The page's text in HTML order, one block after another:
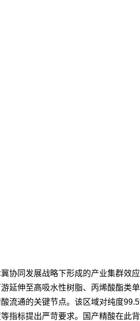
协同发展战略下形成的产业集群效
延伸至高吸水性树脂、丙烯酸酯类
流通的关键节点。该区域对纯度
指标提出严苛要求。国产精酸在此